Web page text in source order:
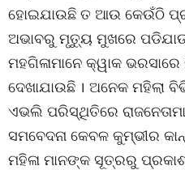
ହୋଇଯାଉଛି ତ ଆଉ କେଉଁଠି
ଅଭାବରୁ ମୃତୁ୍ୟ ମୁଖରେ
ମହଗିଳାମାନେ କ୍ୱାକ
ଦେଖାଯାଉଛି । ଅନେକ ମହିଲା
ଏଭଲି ପରିସ୍ଥିତିରେ
ସମବେଦନା କେବଳ କୁମ୍ଭୀର
ମହିଳା ମାନଙ୍କ ସୂତ୍ରରୁ